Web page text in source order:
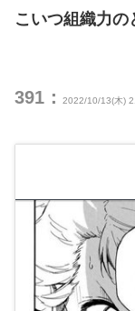
こいつ組織力
391： 2022/10/13(木)